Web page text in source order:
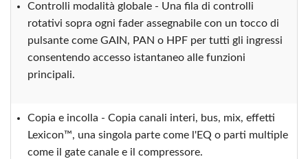
Controlli modalità globale - Una fila di controlli
rotativi sopra ogni fader assegnabile con un tocco di
pulsante come GAIN, PAN o HPF per tutti gli ingressi
consentendo accesso istantaneo alle funzioni
principali.
Copia e incolla - Copia canali interi, bus, mix, effetti
Lexicon™, una singola parte come l'EQ o parti multiple
come il gate canale e il compressore.